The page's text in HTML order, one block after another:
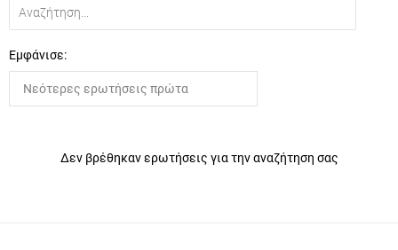
Εμφάνισε:
Δεν βρέθηκαν ερωτήσεις για την αναζήτηση σας